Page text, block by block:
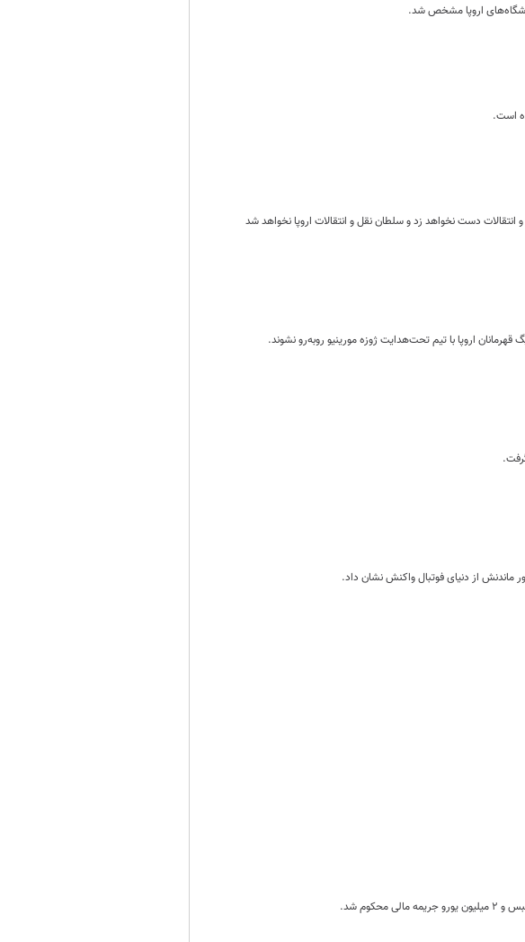
باشگاه‌های اروپا مشخص شد.
است.
و انتقالات دست نخواهد زد و سلطان نقل و انتقالات اروپا نخواهد شد
اروپا با تیم تحت‌هدایت ژوزه مورینیو روبه‌رو نشوند.
ماندنش از دنیای فوتبال واکنش نشان داد.
شد.